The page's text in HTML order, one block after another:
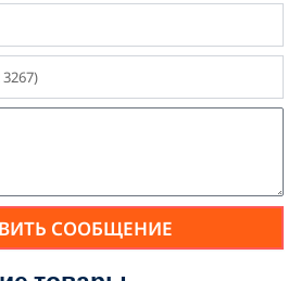
СООБЩЕНИЕ